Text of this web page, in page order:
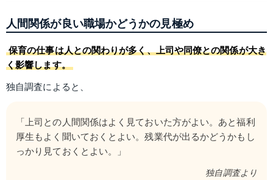
人間関係が良い職場かどうかの見極め
保育の仕事は人との関わりが多く、上司や同僚との関係が大き
く影響します。
独自調査によると、
「上司との人間関係はよく見ておいた方がよい。あと福利
厚生もよく聞いておくとよい。残業代が出るかどうかもし
っかり見ておくとよい。」
独自調査より